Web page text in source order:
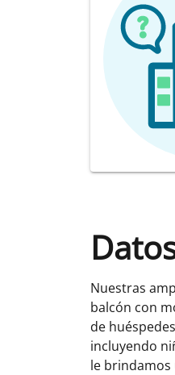
Nuestras
balcón con
de
incluyendo
le brindamos